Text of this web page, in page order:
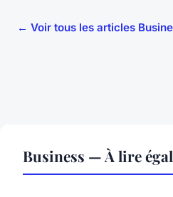
← Voir tous les articles
Business — À lire